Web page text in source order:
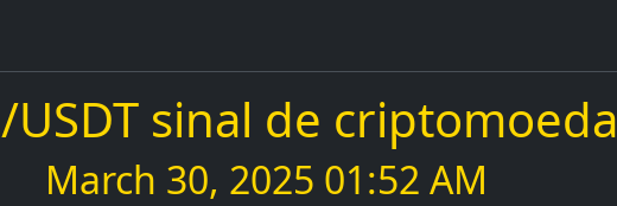
USDT sinal de criptomoeda
March 30, 2025 01:52 AM